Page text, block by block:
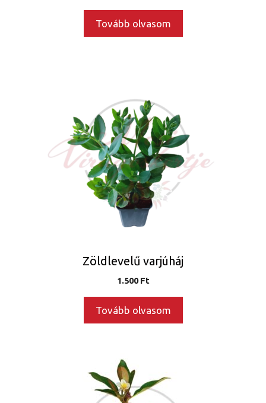
Tovább olvasom
Zöldlevelű varjúháj
1.500Ft
Tovább olvasom